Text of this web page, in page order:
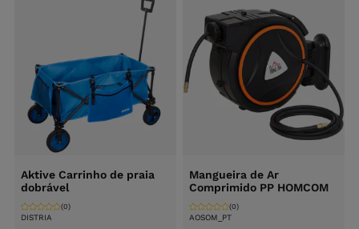
Aktive Carrinho de praia
dobrável
DISTRIA
(0)
Mangueira de Ar
Comprimido PP HOMCOM
AOSOM_PT
(0)